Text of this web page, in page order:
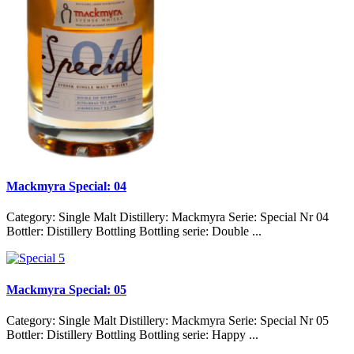
Mackmyra Special: 04
Category: Single Malt Distillery: Mackmyra Serie: Special Nr 04
Bottler: Distillery Bottling Bottling serie: Double ...
Mackmyra Special: 05
Category: Single Malt Distillery: Mackmyra Serie: Special Nr 05
Bottler: Distillery Bottling Bottling serie: Happy ...